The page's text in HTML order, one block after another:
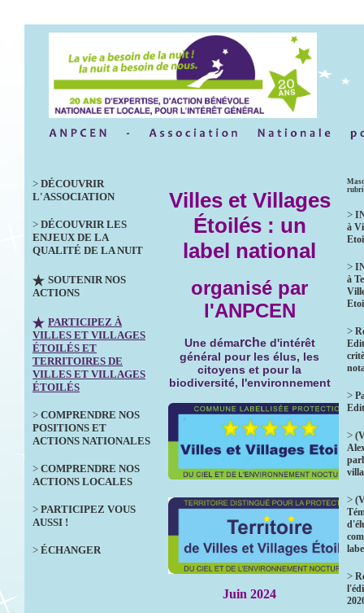
> DÉCOUVRIR
L'ASSOCIATION
> DÉCOUVRIR LES
ENJEUX DE LA
QUALITÉ DE LA NUIT
SOUTENIR NOS
ACTIONS
PARTICIPEZ À
VILLES ET VILLAGES
ÉTOILÉS ET
TERRITOIRES DE
VILLES ET VILLAGES
ÉTOILÉS
> COMPRENDRE NOS
POSITIONS ET
ACTIONS NATIONALES
> COMPRENDRE NOS
ACTIONS LOCALES
> PARTICIPEZ VOUS
AUSSI !
> ÉCHANGER
Villes et Villages
Étoilés : un
label national
organisé par
l'ANPCEN
Une démarche d'intérêt
général pour les élus, les
citoyens et pour la
biodiversité, l'environnement
Juin 2024
>
à
>
à
>
>
>
>
>